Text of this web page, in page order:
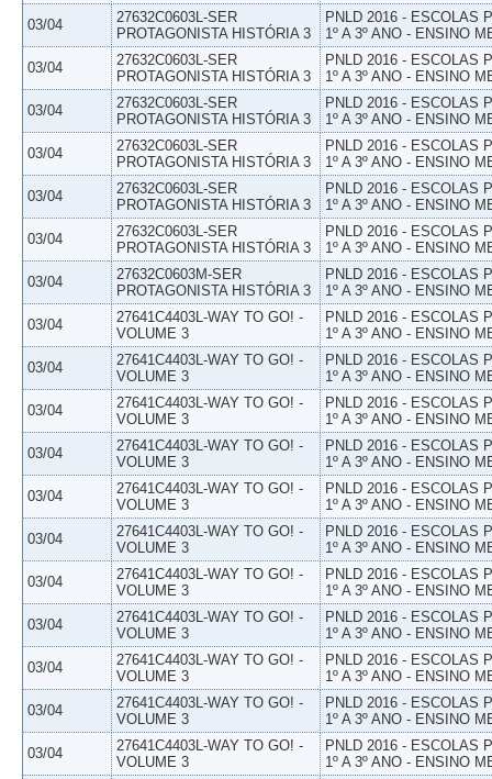
03/04
27632C0603L-SER
PROTAGONISTA HISTÓRIA 3
PNLD 2016 - ESCOLAS
1º A 3º ANO - ENSINO
03/04
27632C0603L-SER
PROTAGONISTA HISTÓRIA 3
PNLD 2016 - ESCOLAS
1º A 3º ANO - ENSINO
03/04
27632C0603L-SER
PROTAGONISTA HISTÓRIA 3
PNLD 2016 - ESCOLAS
1º A 3º ANO - ENSINO
03/04
27632C0603L-SER
PROTAGONISTA HISTÓRIA 3
PNLD 2016 - ESCOLAS
1º A 3º ANO - ENSINO
03/04
27632C0603L-SER
PROTAGONISTA HISTÓRIA 3
PNLD 2016 - ESCOLAS
1º A 3º ANO - ENSINO
03/04
27632C0603L-SER
PROTAGONISTA HISTÓRIA 3
PNLD 2016 - ESCOLAS
1º A 3º ANO - ENSINO
03/04
27632C0603M-SER
PROTAGONISTA HISTÓRIA 3
PNLD 2016 - ESCOLAS
1º A 3º ANO - ENSINO
03/04
27641C4403L-WAY TO GO! -
VOLUME 3
PNLD 2016 - ESCOLAS
1º A 3º ANO - ENSINO
03/04
27641C4403L-WAY TO GO! -
VOLUME 3
PNLD 2016 - ESCOLAS
1º A 3º ANO - ENSINO
03/04
27641C4403L-WAY TO GO! -
VOLUME 3
PNLD 2016 - ESCOLAS
1º A 3º ANO - ENSINO
03/04
27641C4403L-WAY TO GO! -
VOLUME 3
PNLD 2016 - ESCOLAS
1º A 3º ANO - ENSINO
03/04
27641C4403L-WAY TO GO! -
VOLUME 3
PNLD 2016 - ESCOLAS
1º A 3º ANO - ENSINO
03/04
27641C4403L-WAY TO GO! -
VOLUME 3
PNLD 2016 - ESCOLAS
1º A 3º ANO - ENSINO
03/04
27641C4403L-WAY TO GO! -
VOLUME 3
PNLD 2016 - ESCOLAS
1º A 3º ANO - ENSINO
03/04
27641C4403L-WAY TO GO! -
VOLUME 3
PNLD 2016 - ESCOLAS
1º A 3º ANO - ENSINO
03/04
27641C4403L-WAY TO GO! -
VOLUME 3
PNLD 2016 - ESCOLAS
1º A 3º ANO - ENSINO
03/04
27641C4403L-WAY TO GO! -
VOLUME 3
PNLD 2016 - ESCOLAS
1º A 3º ANO - ENSINO
03/04
27641C4403L-WAY TO GO! -
VOLUME 3
PNLD 2016 - ESCOLAS
1º A 3º ANO - ENSINO